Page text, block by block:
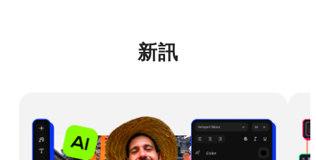
適用於 Windows 的 iMovie 替代軟體
15款免費又好用的Win10螢幕錄影軟體
【2026年更新】
新訊